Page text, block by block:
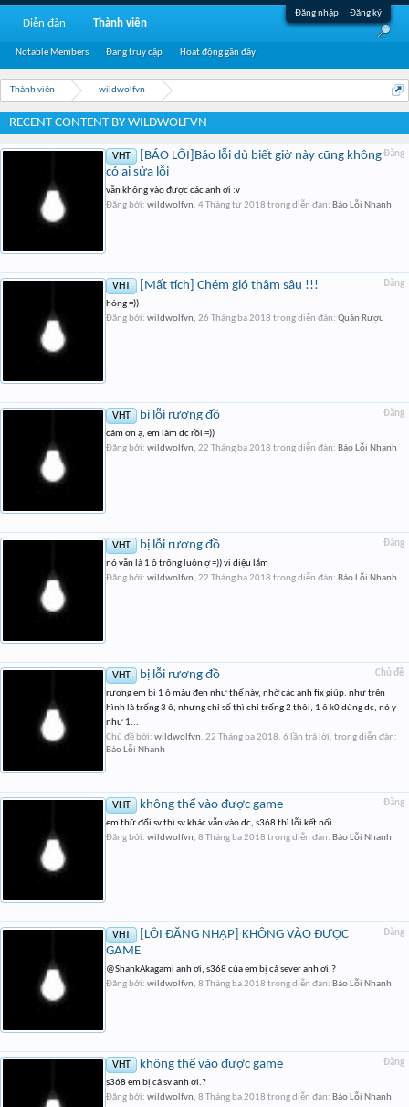
Đăng nhập Đăng ký
Thành viên wildwolfvn
RECENT CONTENT BY WILDWOLFVN
Đăng
VHT
[BÁO LỖI]Báo lỗi dù biết giờ này cũng không
có ai sửa lỗi
vẫn không vào được các anh ơi :v
Đăng bởi: wildwolfvn, 4 Tháng tư 2018 trong diễn đàn: Báo Lỗi Nhanh
Đăng
VHT [Mất tích] Chém gió thâm sâu !!!
hóng =))
Đăng bởi: wildwolfvn, 26 Tháng ba 2018 trong diễn đàn: Quán Rượu
Đăng
VHT bị lỗi rương đồ
cám ơn ạ, em làm dc rồi =))
Đăng bởi: wildwolfvn, 22 Tháng ba 2018 trong diễn đàn: Báo Lỗi Nhanh
Đăng
VHT bị lỗi rương đồ
nó vẫn là 1 ô trống luôn ợ =)) vi diệu lắm
Đăng bởi: wildwolfvn, 22 Tháng ba 2018 trong diễn đàn: Báo Lỗi Nhanh
Chủ đề
VHT bị lỗi rương đồ
rương em bị 1 ô màu đen như thế này, nhờ các anh fix giúp. như trên
hình là trống 3 ô, nhưng chỉ số thì chỉ trống 2 thôi, 1 ô k0 dùng dc, nó y
như 1...
Chủ đề bởi: wildwolfvn, 22 Tháng ba 2018, 6 lần trả lời, trong diễn đàn:
Báo Lỗi Nhanh
Đăng
VHT không thể vào được game
em thử đổi sv thì sv khác vẫn vào dc, s368 thì lỗi kết nối
Đăng bởi: wildwolfvn, 8 Tháng ba 2018 trong diễn đàn: Báo Lỗi Nhanh
Đăng
VHT
[LỖI ĐĂNG NHẬP] KHÔNG VÀO ĐƯỢC
GAME
@ShankAkagami anh ơi, s368 của em bị cả sever anh ơi.?
Đăng bởi: wildwolfvn, 8 Tháng ba 2018 trong diễn đàn: Báo Lỗi Nhanh
Đăng
VHT không thể vào được game
s368 em bị cả sv anh ơi.?
Đăng bởi: wildwolfvn, 8 Tháng ba 2018 trong diễn đàn: Báo Lỗi Nhanh
Diễn đàn Thành viên
Notable Members Đang truy cập Hoạt động gần đây